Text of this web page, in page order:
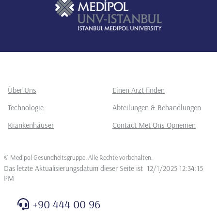
Über Uns
Einen Arzt finden
Technologie
Abteilungen & Behandlungen
Krankenhäuser
Contact Met Ons Opnemen
© Medipol Gesundheitsgruppe. Alle Rechte vorbehalten.
Das letzte Aktualisierungsdatum dieser Seite ist 12/1/2025 12:34:15
PM
+90 444 00 96